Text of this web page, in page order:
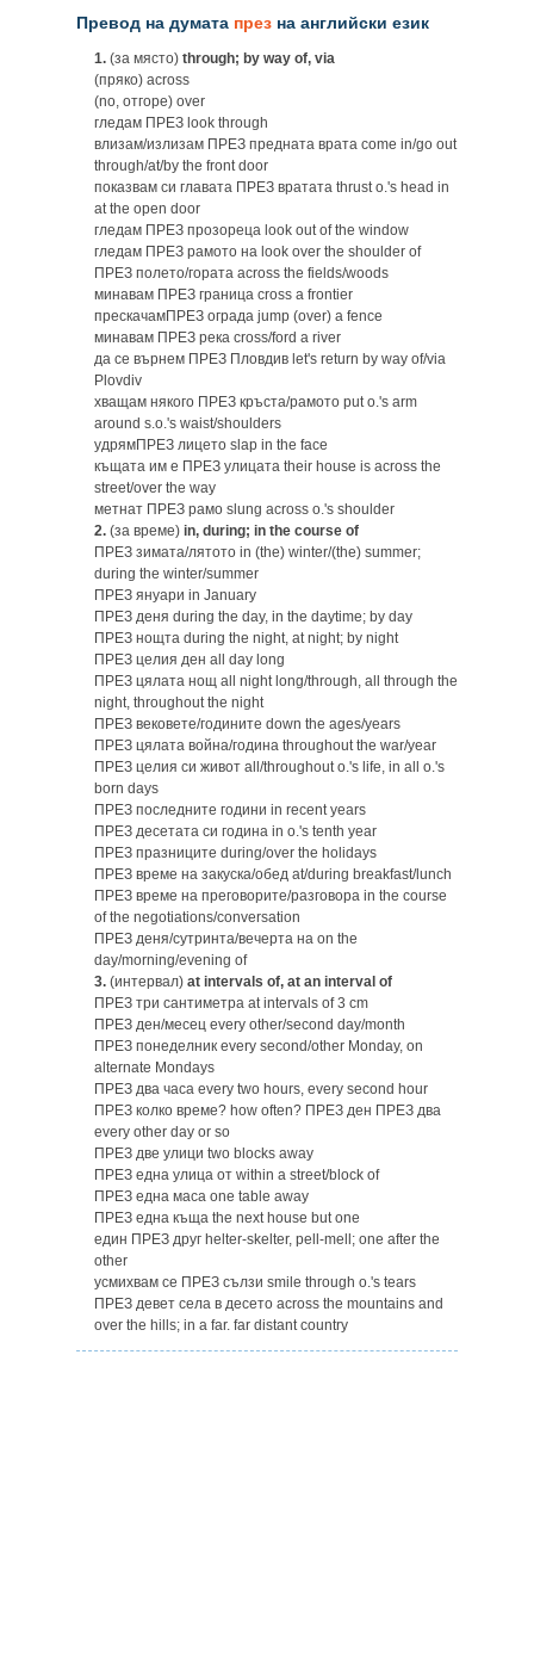
Превод на думата през на английски език
1. (за място) through; by way of, via
(пряко) across
(no, отгоре) over
гледам ПРЕЗ look through
влизам/излизам ПРЕЗ предната врата come in/go out
through/at/by the front door
показвам си главата ПРЕЗ вратата thrust o.'s head in
at the open door
гледам ПРЕЗ прозореца look out of the window
гледам ПРЕЗ рамото на look over the shoulder of
ПРЕЗ полето/гората across the fields/woods
минавам ПРЕЗ граница cross a frontier
прескачамПРЕЗ ограда jump (over) a fence
минавам ПРЕЗ река cross/ford a river
да се върнем ПРЕЗ Пловдив let's return by way of/via
Plovdiv
хващам някого ПРЕЗ кръста/рамото put o.'s arm
around s.o.'s waist/shoulders
удрямПРЕЗ лицето slap in the face
къщата им е ПРЕЗ улицата their house is across the
street/over the way
метнат ПРЕЗ рамо slung across o.'s shoulder
2. (за време) in, during; in the course of
ПРЕЗ зимата/лятото in (the) winter/(the) summer;
during the winter/summer
ПРЕЗ януари in January
ПРЕЗ деня during the day, in the daytime; by day
ПРЕЗ нощта during the night, at night; by night
ПРЕЗ целия ден all day long
ПРЕЗ цялата нощ all night long/through, all through the
night, throughout the night
ПРЕЗ вековете/годините down the ages/years
ПРЕЗ цялата война/година throughout the war/year
ПРЕЗ целия си живот all/throughout o.'s life, in all o.'s
born days
ПРЕЗ последните години in recent years
ПРЕЗ десетата си година in o.'s tenth year
ПРЕЗ празниците during/over the holidays
ПРЕЗ време на закуска/обед at/during breakfast/lunch
ПРЕЗ време на преговорите/разговора in the course
of the negotiations/conversation
ПРЕЗ деня/сутринта/вечерта на on the
day/morning/evening of
3. (интервал) at intervals of, at an interval of
ПРЕЗ три сантиметра at intervals of 3 cm
ПРЕЗ ден/месец every other/second day/month
ПРЕЗ понеделник every second/other Monday, on
alternate Mondays
ПРЕЗ два часа every two hours, every second hour
ПРЕЗ колко време? how often? ПРЕЗ ден ПРЕЗ два
every other day or so
ПРЕЗ две улици two blocks away
ПРЕЗ една улица от within a street/block of
ПРЕЗ една маса one table away
ПРЕЗ една къща the next house but one
един ПРЕЗ друг helter-skelter, pell-mell; one after the
other
усмихвам се ПРЕЗ сълзи smile through o.'s tears
ПРЕЗ девет села в десето across the mountains and
over the hills; in a far. far distant country